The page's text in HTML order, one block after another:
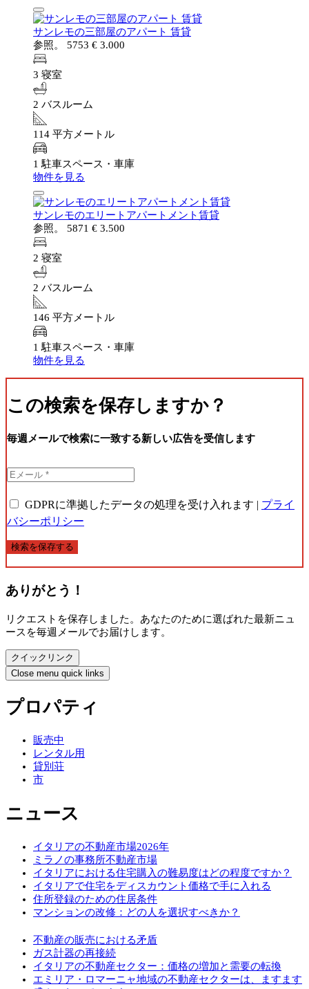
サンレモの三部屋のアパート 賃貸
参照。 5753 € 3.000
3 寝室
2 バスルーム
114 平方メートル
1 駐車スペース・車庫
物件を見る
サンレモのエリートアパートメント賃貸
参照。 5871 € 3.500
2 寝室
2 バスルーム
146 平方メートル
1 駐車スペース・車庫
物件を見る
この検索を保存しますか？
毎週メールで検索に一致する新しい広告を受信します
GDPRに準拠したデータの処理を受け入れます | プライ
バシーポリシー
検索を保存する
ありがとう！
リクエストを保存しました。あなたのために選ばれた最新ニュ
ースを毎週メールでお届けします。
クイックリンク
Close menu quick links
プロパティ
販売中
レンタル用
貸別荘
市
ニュース
イタリアの不動産市場2026年
ミラノの事務所不動産市場
イタリアにおける住宅購入の難易度はどの程度ですか？
イタリアで住宅をディスカウント価格で手に入れる
住所登録のための住居条件
マンションの改修：どの人を選択すべきか？
不動産の販売における矛盾
ガス計器の再接続
イタリアの不動産セクター：価格の増加と需要の転換
エミリア・ロマーニャ地域の不動産セクターは、ますます